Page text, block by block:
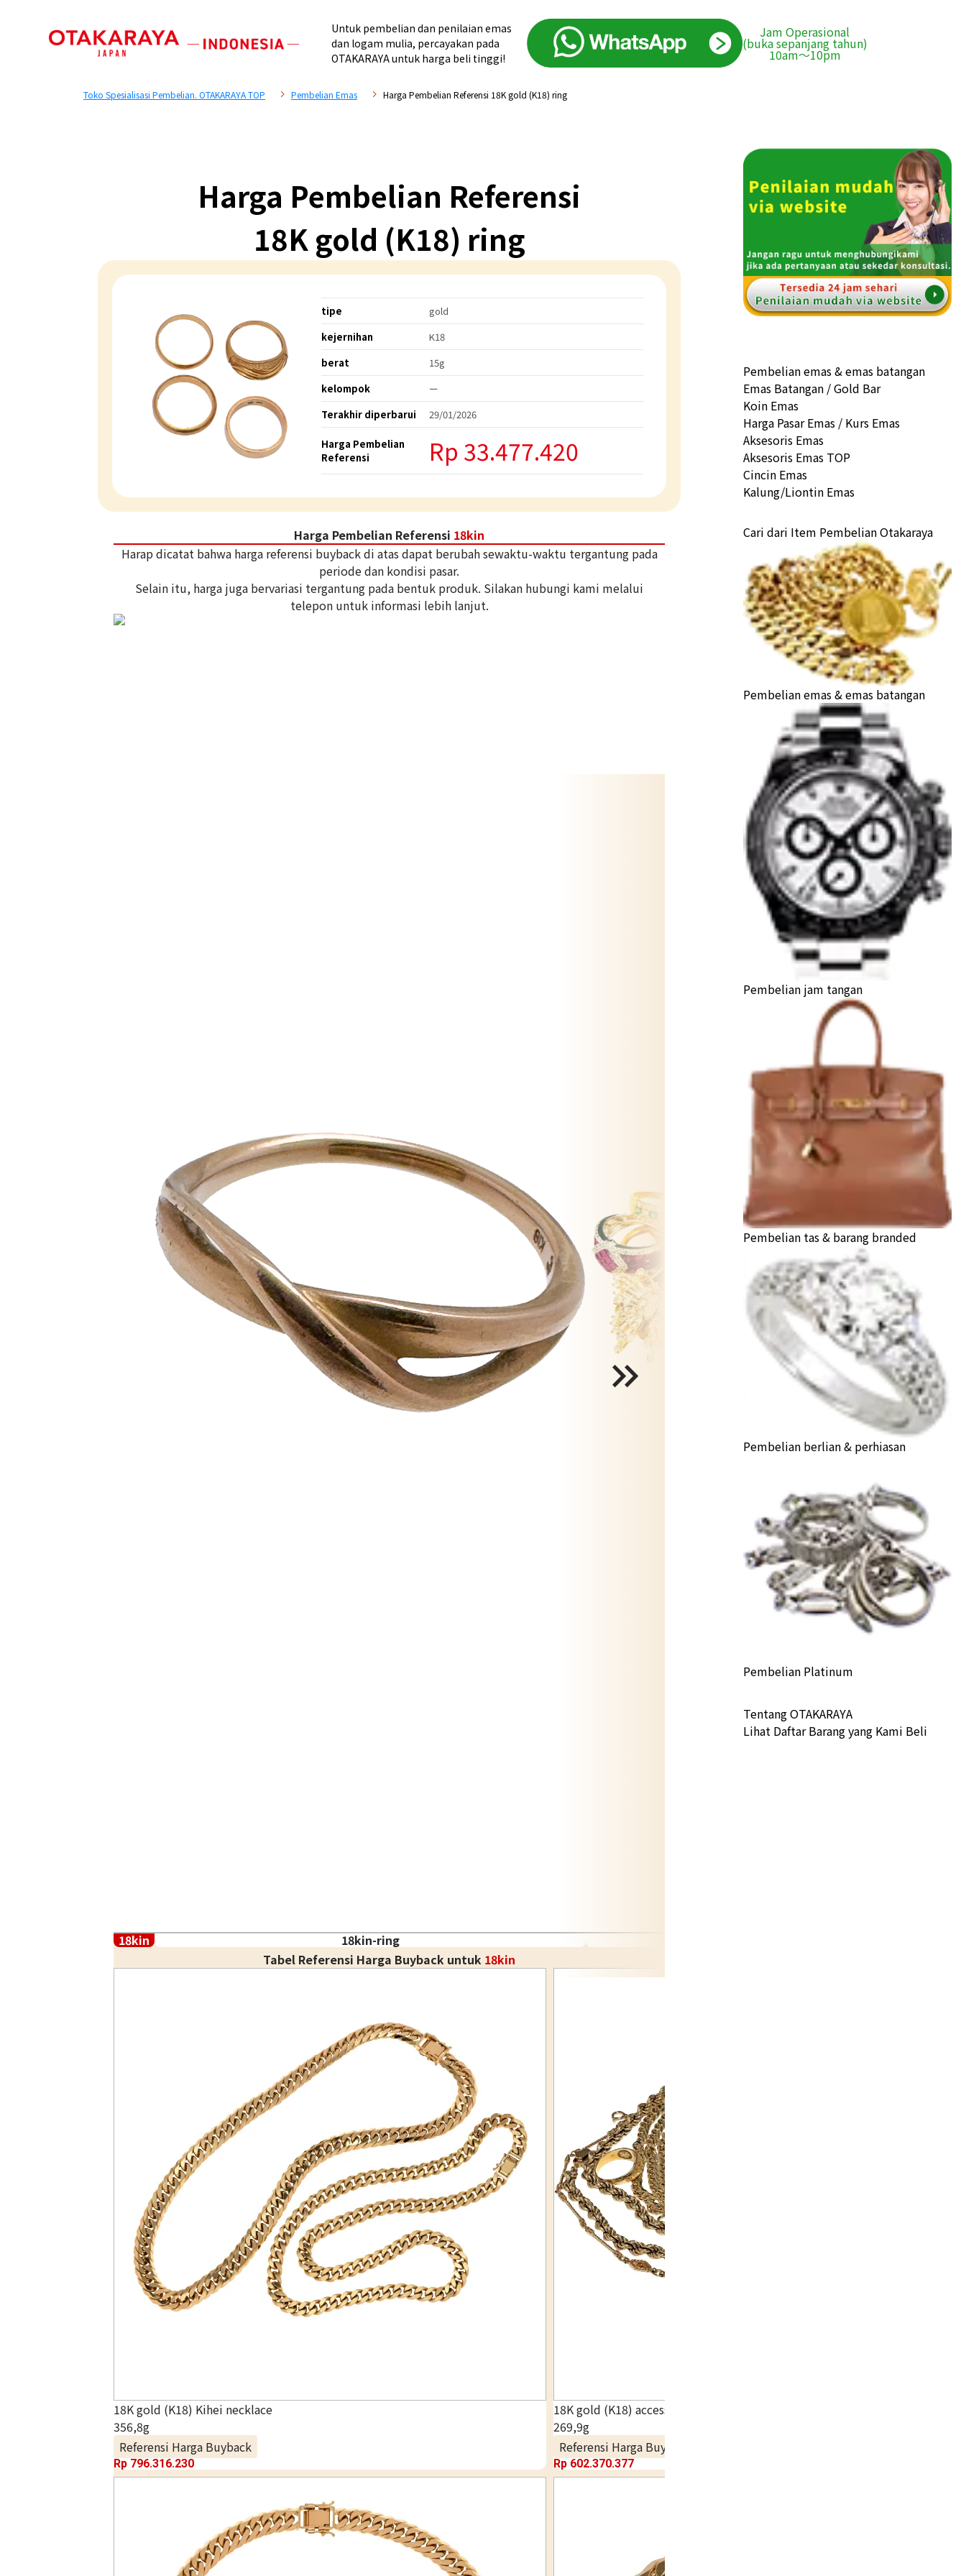
Untuk pembelian dan penilaian emas
dan logam mulia, percayakan pada
OTAKARAYA untuk harga beli tinggi!
Jam Operasional
(buka sepanjang tahun)
10am〜10pm
Toko Spesialisasi Pembelian. OTAKARAYA TOP Pembelian Emas Harga Pembelian Referensi 18K gold (K18) ring
Harga Pembelian Referensi
18K gold (K18) ring
tipe
gold
kejernihan
K18
berat
15g
kelompok
ー
Terakhir diperbarui
29/01/2026
Harga Pembelian
Referensi
Rp 33.477.420
Harga Pembelian Referensi 18kin
Harap dicatat bahwa harga referensi buyback di atas dapat berubah sewaktu-waktu tergantung pada
periode dan kondisi pasar.
Selain itu, harga juga bervariasi tergantung pada bentuk produk. Silakan hubungi kami melalui
telepon untuk informasi lebih lanjut.
18kin 18kin-ring
Tabel Referensi Harga Buyback untuk 18kin
18K gold (K18) Kihei necklace
356,8g
Referensi Harga Buyback
Rp 796.316.230
18K gold (K18) accessories summary
269,9g
Referensi Harga Buyback
Rp 602.370.377
Pembelian emas & emas batangan
Emas Batangan / Gold Bar
Koin Emas
Harga Pasar Emas / Kurs Emas
Aksesoris Emas
Aksesoris Emas TOP
Cincin Emas
Kalung/Liontin Emas
Cari dari Item Pembelian Otakaraya
Pembelian emas & emas batangan
Pembelian jam tangan
Pembelian tas & barang branded
Pembelian berlian & perhiasan
Pembelian Platinum
Tentang OTAKARAYA
Lihat Daftar Barang yang Kami Beli